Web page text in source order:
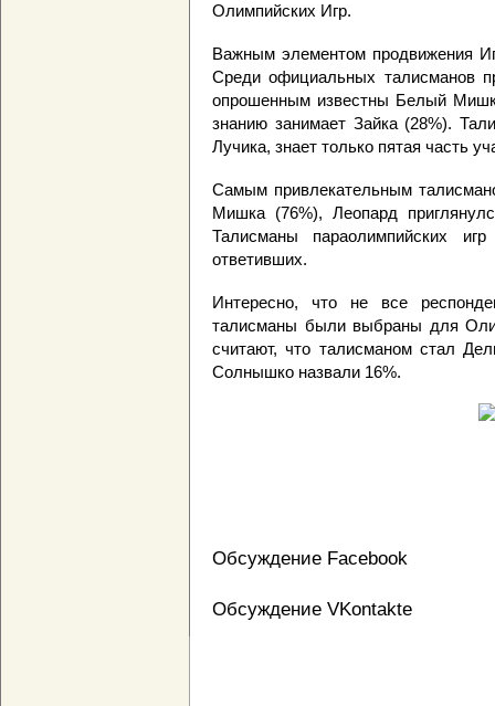
Олимпийских Игр.
Важным элементом продвижения
Среди официальных талисманов
опрошенным известны Белый
знанию занимает Зайка (28%).
Лучика, знает только пятая часть
Самым привлекательным
Мишка (76%), Леопард
Талисманы параолимпийских
ответивших.
Интересно, что не все
талисманы были выбраны для
считают, что талисманом стал
Солнышко назвали 16%.
Обсуждение Facebook
Обсуждение VKontakte